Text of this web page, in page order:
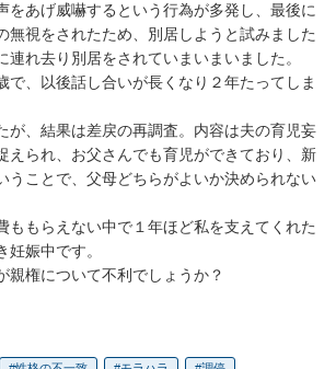
をあげ威嚇するという行為が多発し、最後に
無視をされたため、別居しようと試みました
連れ去り別居をされていまいまいました。
で、以後話し合いが長くなり２年たってしま
が、結果は差戻の再調査。内容は夫の育児妄
えられ、お父さんでも育児ができており、新
うことで、父母どちらがよいか決められない
ももらえない中で１年ほど私を支えてくれた
妊娠中です。
親権について不利でしょうか？